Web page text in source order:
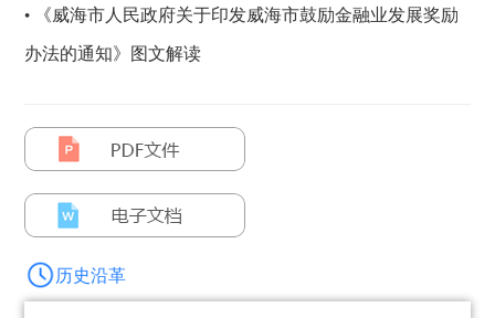
•
《威海市人民政府关于印发威海市鼓励金融业发展奖励
办法的通知》图文解读
历史沿革